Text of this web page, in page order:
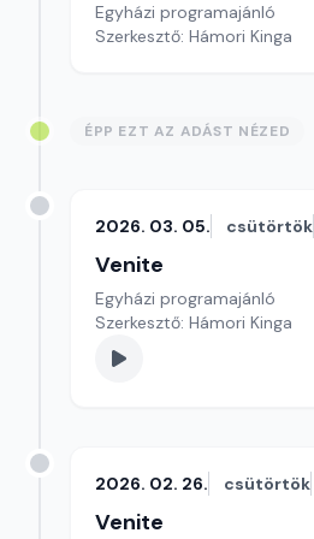
Egyházi programajánló
Szerkesztő: Hámori Kinga
ÉPP EZT AZ ADÁST NÉZED
2026. 03. 05. csütörtök
Venite
Egyházi programajánló
Szerkesztő: Hámori Kinga
2026. 02. 26. csütörtök
Venite